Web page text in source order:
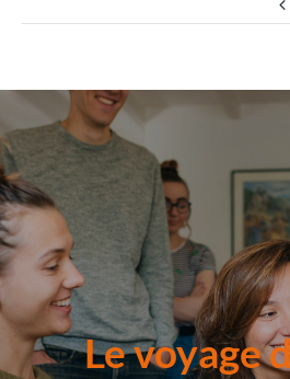
Le voyage